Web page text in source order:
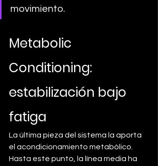
movimiento.
Metabolic
Conditioning:
estabilización bajo
fatiga
La última pieza del sistema la aporta
el acondicionamiento metabólico.
Hasta este punto, la línea media ha